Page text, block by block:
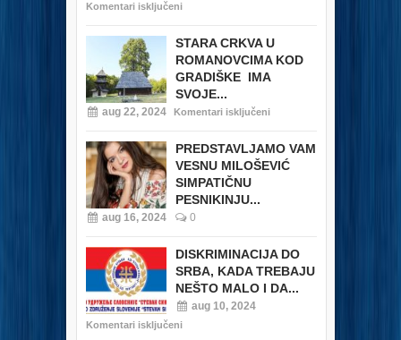
Komentari isključeni
STARA CRKVA U
ROMANOVCIMA KOD
GRADIŠKE IMA
SVOJE...
aug 22, 2024 Komentari isključeni
PREDSTAVLJAMO VAM
VESNU MILOŠEVIĆ
SIMPATIČNU
PESNIKINJU...
aug 16, 2024 0
DISKRIMINACIJA DO
SRBA, KADA TREBAJU
NEŠTO MALO I DA...
aug 10, 2024
Komentari isključeni